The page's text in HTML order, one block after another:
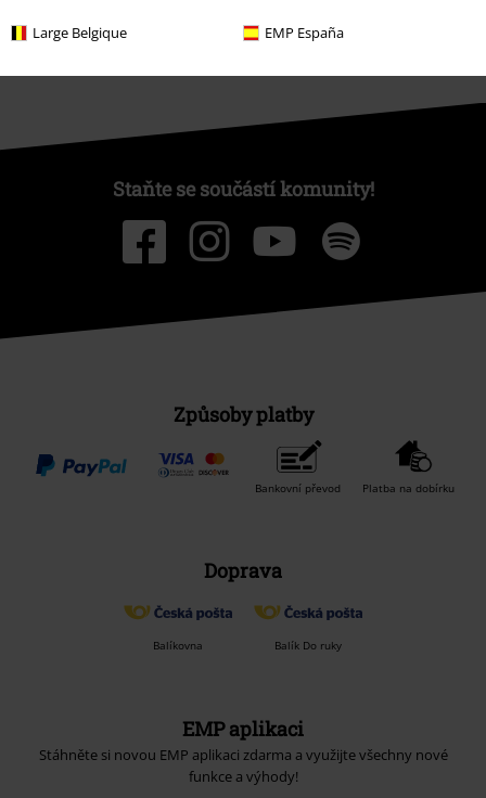
Large Belgique EMP España
Staňte se součástí komunity!
Způsoby platby
Bankovní převod Platba na dobírku
Doprava
Balíkovna Balík Do ruky
EMP aplikaci
Stáhněte si novou EMP aplikaci zdarma a využijte všechny nové
funkce a výhody!